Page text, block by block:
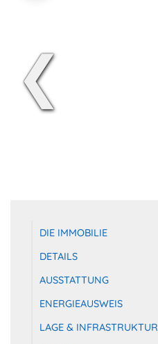
❮
DIE IMMOBILIE
DETAILS
AUSSTATTUNG
ENERGIEAUSWEIS
LAGE & INFRASTRUKTUR